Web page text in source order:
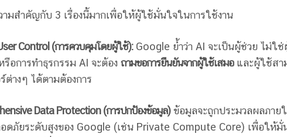
มสำคัญกับ 3 เรื่องนี้มากเพื่อให้ผู้ใช้มั่นใจในการใช้งาน
Control (การควบคุมโดยผู้ใช้):Google ย้ำว่า AI จะเป็นผู้ช่วย ไม่ใ
อการทำธุรกรรม AI จะต้อง ถามขอการยืนยันจากผู้ใช้เสมอและผู้ใช้สา
ต่างๆ ได้ตามต้องการ
Data Protection (การปกป้องข้อมูล)ข้อมูลจะถูกประมวลผลภาย
ดภัยระดับสูงของ Google (เช่น Private Compute Core) เพื่อให้มั่